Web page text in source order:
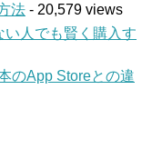
法 - 20,579 views
人でも賢く購入す
のApp Storeとの違